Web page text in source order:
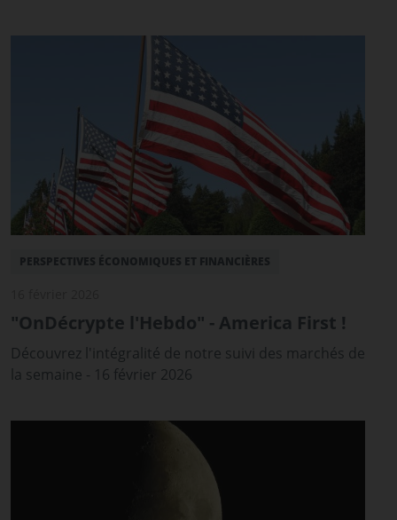
PERSPECTIVES ÉCONOMIQUES ET FINANCIÈRES
"OnDécrypte l'Hebdo" - America First !
Découvrez l'intégralité de notre suivi des marchés de
la semaine - 16 février 2026